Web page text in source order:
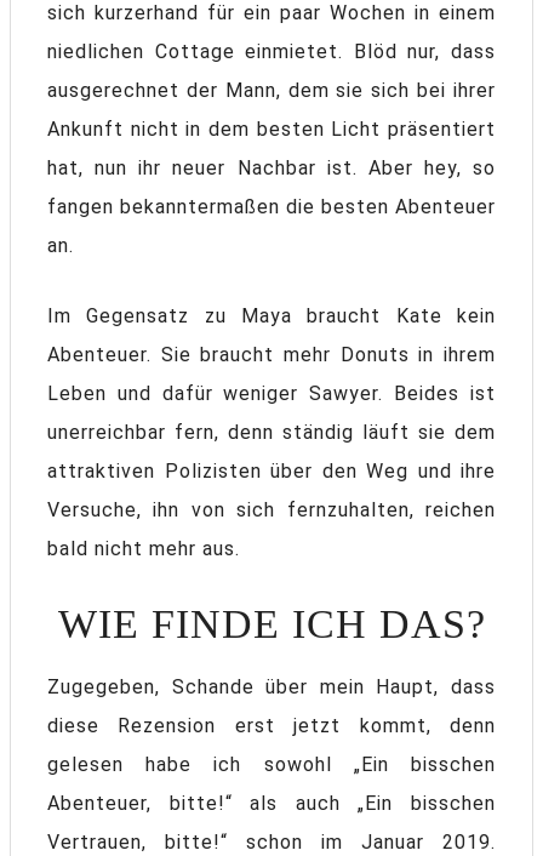
sich kurzerhand für ein paar Wochen in einem
niedlichen Cottage einmietet. Blöd nur, dass
ausgerechnet der Mann, dem sie sich bei ihrer
Ankunft nicht in dem besten Licht präsentiert
hat, nun ihr neuer Nachbar ist. Aber hey, so
fangen bekanntermaßen die besten Abenteuer
an.
Im Gegensatz zu Maya braucht Kate kein
Abenteuer. Sie braucht mehr Donuts in ihrem
Leben und dafür weniger Sawyer. Beides ist
unerreichbar fern, denn ständig läuft sie dem
attraktiven Polizisten über den Weg und ihre
Versuche, ihn von sich fernzuhalten, reichen
bald nicht mehr aus.
WIE FINDE ICH DAS?
Zugegeben, Schande über mein Haupt, dass
diese Rezension erst jetzt kommt, denn
gelesen habe ich sowohl „Ein bisschen
Abenteuer, bitte!“ als auch „Ein bisschen
Vertrauen, bitte!“ schon im Januar 2019.